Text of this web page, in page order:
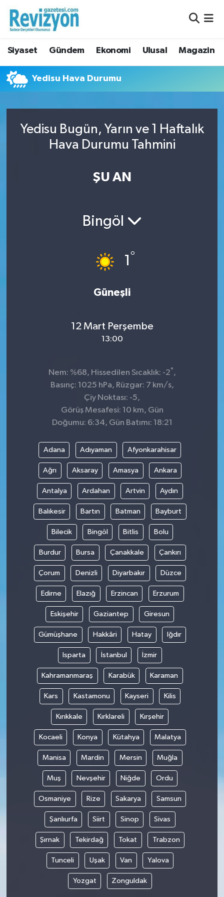
Siyaset Gündem Ekonomi Ulusal Magazin
Yedisu Hava Durumu
Yedisu Bugün, Yarın ve 1 Haftalık
Hava Durumu Tahmini
ŞU AN
Bingöl
1°
Güneşli
12 Mart Perşembe
13:00
Nem: %68, Hissedilen Sıcaklık: -2° ,
Basınç: 1025 hPa, Rüzgar: 7 km/s,
Çiy Noktası: -5,
Görüş Mesafesi: 10 km, Gün
Doğumu: 6:34, Gün Batımı: 18:21
Adana Adıyaman Afyonkarahisar
Ağrı Aksaray Amasya Ankara
Antalya Ardahan Artvin Aydın
Balıkesir Bartın Batman Bayburt
Bilecik Bingöl Bitlis Bolu
Burdur Bursa Çanakkale Çankırı
Çorum Denizli Diyarbakır Düzce
Edirne Elazığ Erzincan Erzurum
Eskişehir Gaziantep Giresun
Gümüşhane Hakkâri Hatay Iğdır
Isparta İstanbul İzmir
Kahramanmaraş Karabük Karaman
Kars Kastamonu Kayseri Kilis
Kırıkkale Kırklareli Kırşehir
Kocaeli Konya Kütahya Malatya
Manisa Mardin Mersin Muğla
Muş Nevşehir Niğde Ordu
Osmaniye Rize Sakarya Samsun
Şanlıurfa Siirt Sinop Sivas
Şırnak Tekirdağ Tokat Trabzon
Tunceli Uşak Van Yalova
Yozgat Zonguldak
Süper Lig Puan Durumu ve Fikstür